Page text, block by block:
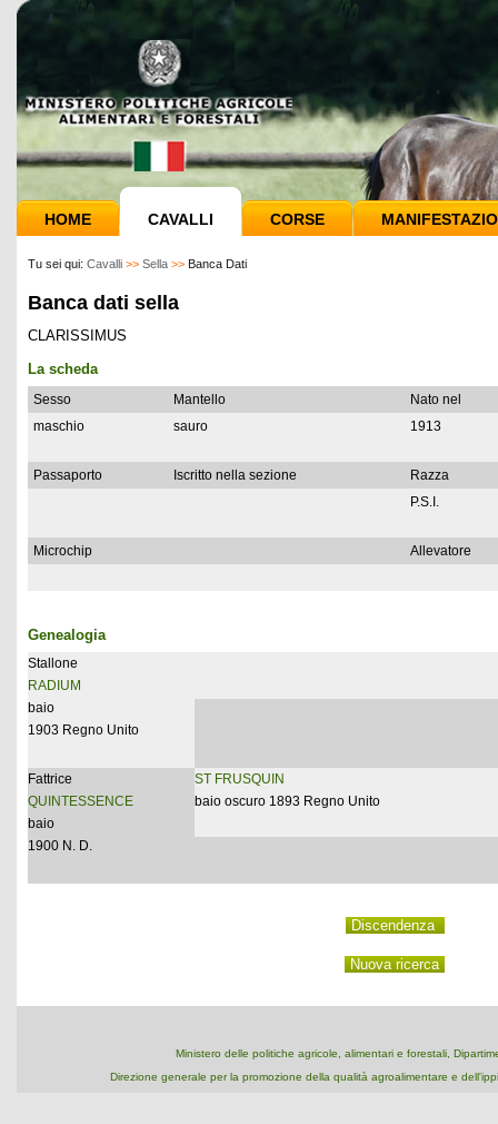
HOME CAVALLI CORSE
Tu sei qui: Cavalli >> Sella >> Banca Dati
Banca dati sella
CLARISSIMUS
La scheda
Sesso Mantello
Nato nel
maschio
sauro 1913
Passaporto Iscritto nella sezione
Razza
P.S.I.
Microchip Allevatore
Genealogia
Stallone
RADIUM
baio
1903 Regno Unito
Fattrice
QUINTESSENCE
baio
1900 N. D.
ST FRUSQUIN
baio oscuro 1893 Regno Unito
Ministero delle politiche agricole, alimentari e forestali,
Direzione generale per la promozione della qualità agroalimentare e